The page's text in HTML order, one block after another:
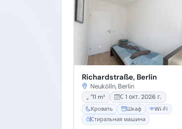
Richardstraße, Berlin
Neukölln, Berlin
11 m² С 1 окт. 2026 г.
Кровать Шкаф
Wi‑Fi
Стиральная машина